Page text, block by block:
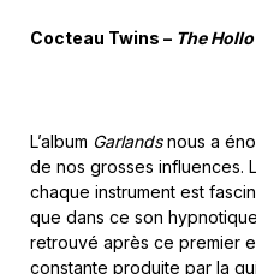
Cocteau Twins – The
L’album Garlandsnous a
de nos grosses influences.
chaque instrument est
que dans ce son
retrouvé après ce premier
constante produite par la